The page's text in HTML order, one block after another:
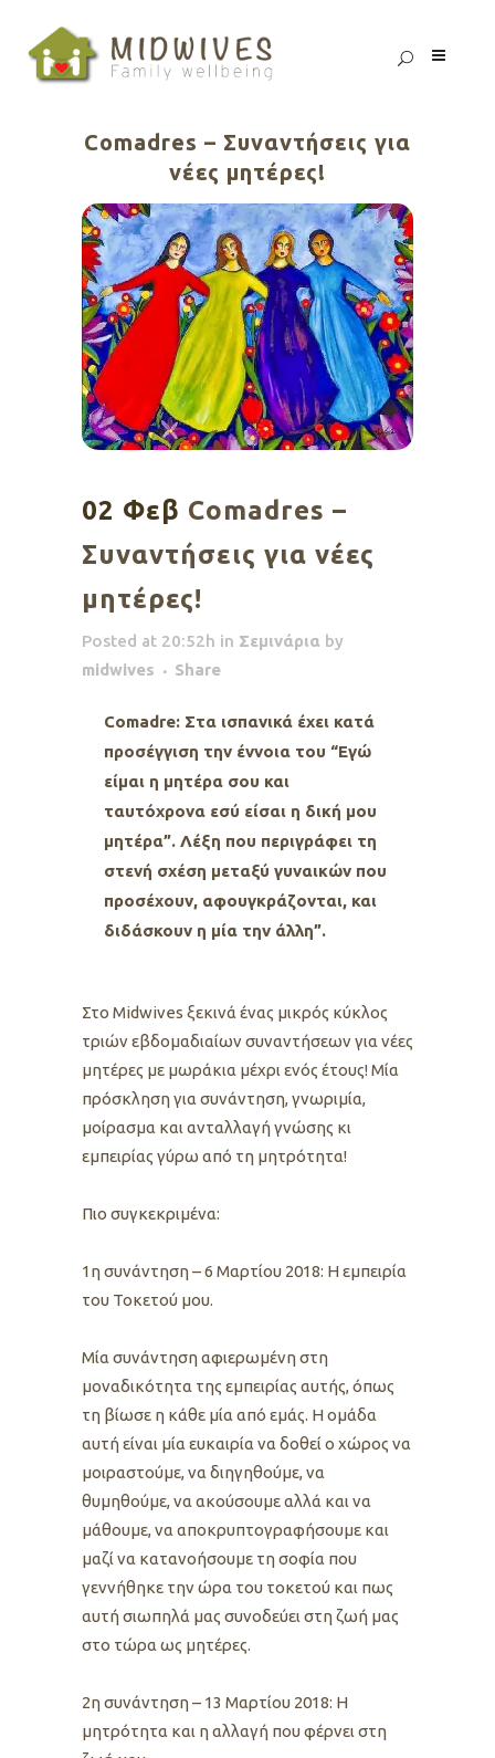
Comadres – Συναντήσεις για
νέες μητέρες!
02 Φεβ Comadres –
Συναντήσεις για νέες
μητέρες!
Posted at 20:52h in Σεμινάρια by
midwives
Share
Comadre: Στα ισπανικά έχει κατά
προσέγγιση την έννοια του “Εγώ
είμαι η μητέρα σου και
ταυτόχρονα εσύ είσαι η δική μου
μητέρα”. Λέξη που περιγράφει τη
στενή σχέση μεταξύ γυναικών που
προσέχουν, αφουγκράζονται, και
διδάσκουν η μία την άλλη”.
Στο Μidwives ξεκινά ένας μικρός κύκλος
τριών εβδομαδιαίων συναντήσεων για νέες
μητέρες με μωράκια μέχρι ενός έτους! Μία
πρόσκληση για συνάντηση, γνωριμία,
μοίρασμα και ανταλλαγή γνώσης κι
εμπειρίας γύρω από τη μητρότητα!
Πιο συγκεκριμένα:
1η συνάντηση – 6 Μαρτίου 2018: Η εμπειρία
του Τοκετού μου.
Μία συνάντηση αφιερωμένη στη
μοναδικότητα της εμπειρίας αυτής, όπως
τη βίωσε η κάθε μία από εμάς. Η ομάδα
αυτή είναι μία ευκαιρία να δοθεί ο χώρος να
μοιραστούμε, να διηγηθούμε, να
θυμηθούμε, να ακούσουμε αλλά και να
μάθουμε, να αποκρυπτογραφήσουμε και
μαζί να κατανοήσουμε τη σοφία που
γεννήθηκε την ώρα του τοκετού και πως
αυτή σιωπηλά μας συνοδεύει στη ζωή μας
στο τώρα ως μητέρες.
2η συνάντηση – 13 Μαρτίου 2018: Η
μητρότητα και η αλλαγή που φέρνει στη